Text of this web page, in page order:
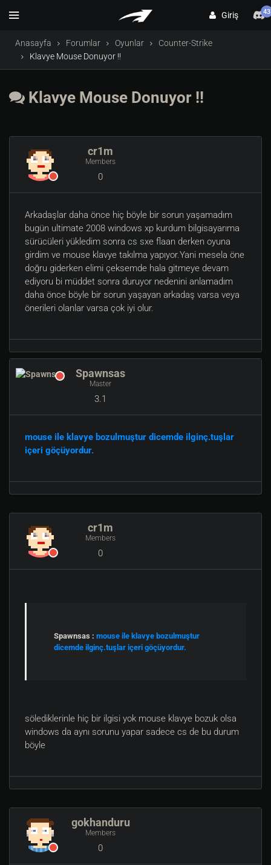
Giriş 43
Anasayfa Forumlar Oyunlar
Counter-Strike
Klavye Mouse Donuyor !!
Klavye Mouse Donuyor !!
cr1m
Members
0
Arkadaşlar daha önce hiç böyle bir sorun yaşamadım
bugün ultimate 2008 windows xp kurdum bilgisayarıma
sürücüleri yükledim sonra cs sxe flaan derken oyuna
girdim ve mouse klavye takılma yapıyor.Yani mesela öne
doğru giderken elimi çeksemde hala gitmeye devam
ediyoru bi müddet sonra duruyor nedenini anlamadım
daha önce böyle bir sorun yaşayan arkadaş varsa veya
önerileri olanlar varsa çok iyi olur.
Spawnsas
Master
3.1
mouse ile klavye bozulmuştur dicemde ilginç.tuşlar
içeri göçüyordur.
cr1m
Members
0
Spawnsas : mouse ile klavye bozulmuştur
dicemde ilginç.tuşlar içeri göçüyordur.
sölediklerinle hiç bir ilgisi yok mouse klavye bozuk olsa
windows da aynı sorunu yapar sadece cs de bu durum
böyle
gokhanduru
Members
0